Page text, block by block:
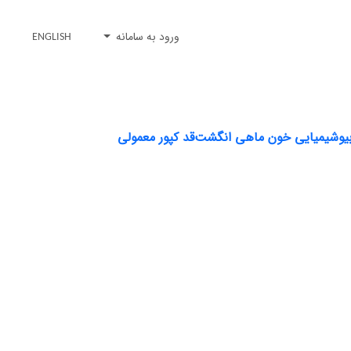
ورود به سامانه ENGLISH
خون ماهی انگشت‌قد کپور معمولی